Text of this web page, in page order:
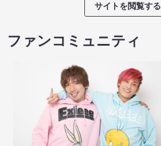
サイトを閲覧する
ファンコミュニティ